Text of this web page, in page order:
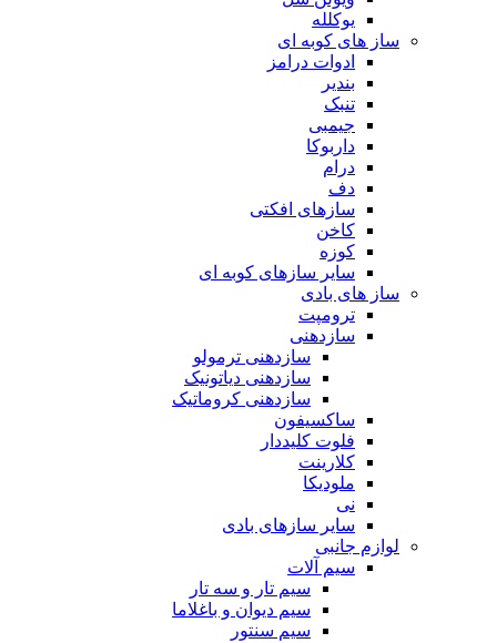
یوکلله
ساز های کوبه ای
ادوات درامز
بندیر
تنبک
جیمبی
داربوکا
درام
دف
سازهای افکتی
کاخن
کوزه
سایر سازهای کوبه ای
ساز های بادی
ترومپت
سازدهنی
سازدهنی ترمولو
سازدهنی دیاتونیک
سازدهنی کروماتیک
ساکسیفون
فلوت کلیددار
کلارینت
ملودیکا
نی
سایر سازهای بادی
لوازم جانبی
سیم آلات
سیم تار و سه تار
سیم دیوان و باغلاما
سیم سنتور